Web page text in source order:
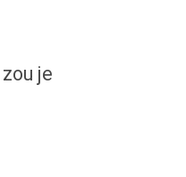
je